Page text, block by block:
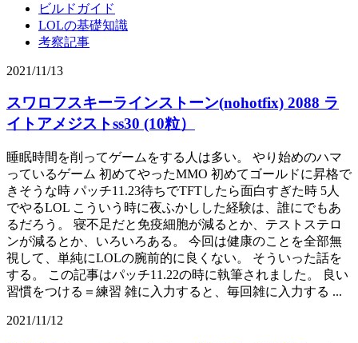
ビルドガイド
LOLの基礎知識
考察記事
2021/11/13
スワロフスキーラインストーン(nohotfix) 2088 ラ
イトアメジストss30 (10粒）
睡眠時間を削ってゲームをする人は多い。 やり始めのハマ
っているゲーム 初めてやったMMO 初めてゴールドに昇格で
きそうな時 パッチ11.23待ちでTFTしたら面白すぎた時 5人
でやるLOL こういう時に夜ふかしした経験は、誰にでもあ
るだろう。 寝不足だと免疫細胞が減るとか、テストステロ
ンが減るとか、いろいろある。 今回は健康のことを全部無
視して、単純にLOLの腕前的に良くない。 そういった話を
する。 この記事はパッチ11.22の時に執筆されました。 良い
習慣をつける＝練習 雑に入力すると、毎回雑に入力する ...
2021/11/12